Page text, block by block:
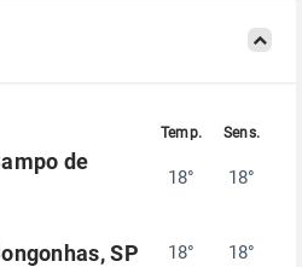
de
18° 18°
SP 18° 18°